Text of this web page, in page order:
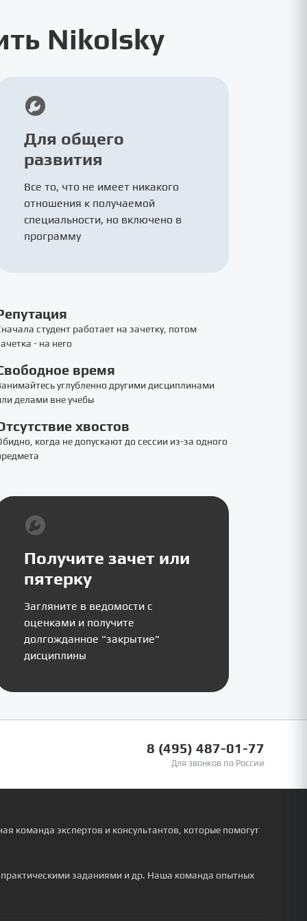
Nikolsky
Для общего
развития
Все то, что не имеет никакого
отношения к получаемой
специальности, но включено в
программу
студент работает на зачетку, потом
- на него
время
углубленно другими дисциплинами
делами вне учебы
хвостов
когда не допускают до сессии из-за одного
Получите зачет или
пятерку
Загляните в ведомости с
оценками и получите
долгожданное "закрытие"
дисциплины
8 (495) 487-01-77
Для звонков по России
команда экспертов и консультантов, которые помогут
заданиями и др. Наша команда опытных